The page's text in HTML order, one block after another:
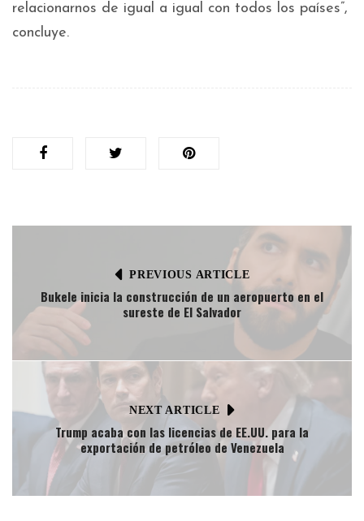
relacionarnos de igual a igual con todos los países”,
concluye.
PREVIOUS ARTICLE
Bukele inicia la construcción de un aeropuerto en el
sureste de El Salvador
NEXT ARTICLE
Trump acaba con las licencias de EE.UU. para la
exportación de petróleo de Venezuela